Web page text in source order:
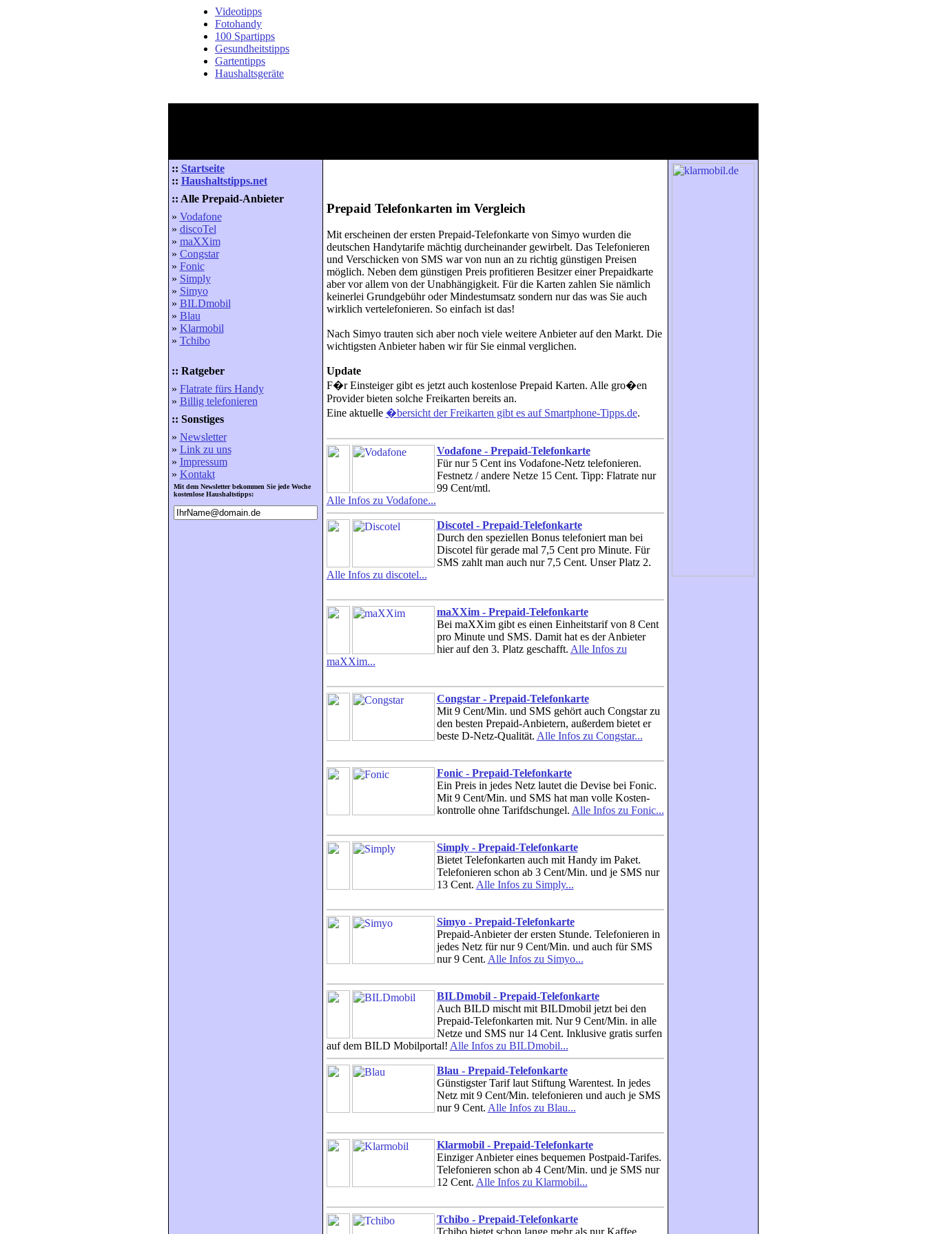
Videotipps
Fotohandy
100 Spartipps
Gesundheitstipps
Gartentipps
Haushaltsgeräte
:: Startseite
:: Haushaltstipps.net
:: Alle Prepaid-Anbieter
» Vodafone
» discoTel
» maXXim
» Congstar
» Fonic
» Simply
» Simyo
» BILDmobil
» Blau
» Klarmobil
» Tchibo
:: Ratgeber
» Flatrate fürs Handy
» Billig telefonieren
:: Sonstiges
» Newsletter
» Link zu uns
» Impressum
» Kontakt
Mit dem Newsletter bekommen Sie jede Woche
kostenlose Haushaltstipps:
Prepaid Telefonkarten im Vergleich
Mit erscheinen der ersten Prepaid-Telefonkarte von Simyo wurden die
deutschen Handytarife mächtig durcheinander gewirbelt. Das Telefonieren
und Verschicken von SMS war von nun an zu richtig günstigen Preisen
möglich. Neben dem günstigen Preis profitieren Besitzer einer Prepaidkarte
aber vor allem von der Unabhängigkeit. Für die Karten zahlen Sie nämlich
keinerlei Grundgebühr oder Mindestumsatz sondern nur das was Sie auch
wirklich vertelefonieren. So einfach ist das!
Nach Simyo trauten sich aber noch viele weitere Anbieter auf den Markt. Die
wichtigsten Anbieter haben wir für Sie einmal verglichen.
Update
F�r Einsteiger gibt es jetzt auch kostenlose Prepaid Karten. Alle gro�en
Provider bieten solche Freikarten bereits an.
Eine aktuelle �bersicht der Freikarten gibt es auf Smartphone-Tipps.de.
Vodafone - Prepaid-Telefonkarte
Für nur 5 Cent ins Vodafone-Netz telefonieren.
Festnetz / andere Netze 15 Cent. Tipp: Flatrate nur
99 Cent/mtl.
Alle Infos zu Vodafone...
Discotel - Prepaid-Telefonkarte
Durch den speziellen Bonus telefoniert man bei
Discotel für gerade mal 7,5 Cent pro Minute. Für
SMS zahlt man auch nur 7,5 Cent. Unser Platz 2.
Alle Infos zu discotel...
maXXim - Prepaid-Telefonkarte
Bei maXXim gibt es einen Einheitstarif von 8 Cent
pro Minute und SMS. Damit hat es der Anbieter
hier auf den 3. Platz geschafft. Alle Infos zu
maXXim...
Congstar - Prepaid-Telefonkarte
Mit 9 Cent/Min. und SMS gehört auch Congstar zu
den besten Prepaid-Anbietern, außerdem bietet er
beste D-Netz-Qualität. Alle Infos zu Congstar...
Fonic - Prepaid-Telefonkarte
Ein Preis in jedes Netz lautet die Devise bei Fonic.
Mit 9 Cent/Min. und SMS hat man volle Kosten-
kontrolle ohne Tarifdschungel. Alle Infos zu Fonic...
Simply - Prepaid-Telefonkarte
Bietet Telefonkarten auch mit Handy im Paket.
Telefonieren schon ab 3 Cent/Min. und je SMS nur
13 Cent. Alle Infos zu Simply...
Simyo - Prepaid-Telefonkarte
Prepaid-Anbieter der ersten Stunde. Telefonieren in
jedes Netz für nur 9 Cent/Min. und auch für SMS
nur 9 Cent. Alle Infos zu Simyo...
BILDmobil - Prepaid-Telefonkarte
Auch BILD mischt mit BILDmobil jetzt bei den
Prepaid-Telefonkarten mit. Nur 9 Cent/Min. in alle
Netze und SMS nur 14 Cent. Inklusive gratis surfen
auf dem BILD Mobilportal! Alle Infos zu BILDmobil...
Blau - Prepaid-Telefonkarte
Günstigster Tarif laut Stiftung Warentest. In jedes
Netz mit 9 Cent/Min. telefonieren und auch je SMS
nur 9 Cent. Alle Infos zu Blau...
Klarmobil - Prepaid-Telefonkarte
Einziger Anbieter eines bequemen Postpaid-Tarifes.
Telefonieren schon ab 4 Cent/Min. und je SMS nur
12 Cent. Alle Infos zu Klarmobil...
Tchibo - Prepaid-Telefonkarte